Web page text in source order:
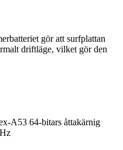
gör att surfplattan
driftläge, vilket gör den
A53 64-bitars åttakärnig